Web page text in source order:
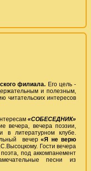
филиала. Его цель -
и полезным,
читательских интересов
«СОБЕСЕДНИК»
вечера, вечера поэзии,
в литературном клубе.
вечер«Я не верю
Гости вечера
под аккомпанемент
песни из